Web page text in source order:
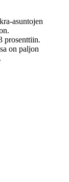
asuntojen
prosenttiin.
on paljon